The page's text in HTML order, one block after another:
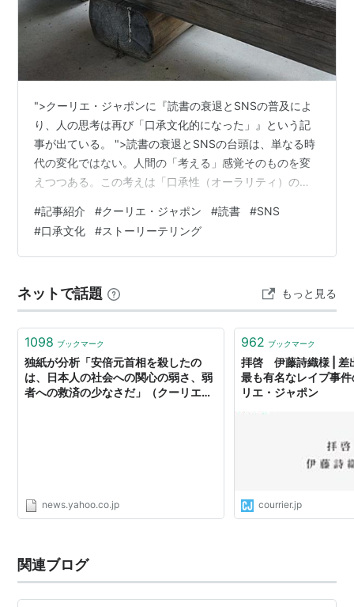
">クーリエ・ジャポンに『読書の衰退とSNSの普及によ
り、人の思考は再び「口承文化的になった」』という記
事が出ている。 ">読書の衰退とSNSの台頭は、単なる時
代の変化ではない。人間の「考える」感覚そのものを変
えつつある。この考えは「口承性（オーラリティ）の万
したものらしいが、背景には識字の普及が人類史の大き
な転換点だったという主張があった。だが、現在はスマ
ートフォンとSNSの普及によって、コミュニケーション
りると識字文化は「目」の文化であり、対象から距離を
置き、客観的・線形的に分析するの…
#記事紹介 #クーリエ・ジャポン #読書 #SNS
#口承文化 #ストーリーテリング
ネットで話題 もっと見る
1098 ブックマーク
独紙が分析「安倍元首相を殺したの
は、日本人の社会への関心の弱さ、弱
者への救済の少なさだ」（クーリエ・
news.yahoo.co.jp
962 ブックマーク
拝啓 伊藤詩織様 | 差
最も有名なレイプ事
リエ・ジャポン
courrier.jp
関連ブログ